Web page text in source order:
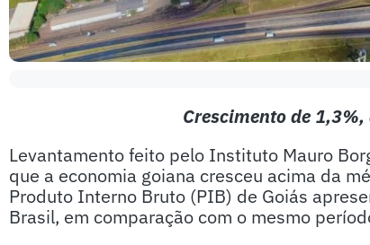
Crescimento de
Levantamento feito pelo Instituto Mauro
que a economia goiana cresceu acima da
Produto Interno Bruto (PIB) de Goiás
Brasil, em comparação com o mesmo